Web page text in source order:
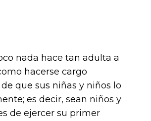
nada hace tan adulta a
hacerse cargo
que sus niñas y niños lo
es decir, sean niños y
de ejercer su primer